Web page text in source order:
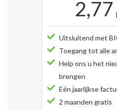
2,77
Uitsluitend met
Toegang tot alle
Help ons u het
brengen
Eén jaarlijkse
2 maanden gratis